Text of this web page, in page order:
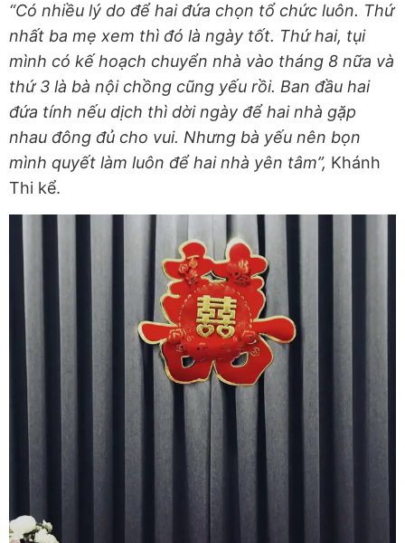
“Có nhiều lý do để hai đứa chọn tổ chức luôn. Thứ
nhất ba mẹ xem thì đó là ngày tốt. Thứ hai, tụi
mình có kế hoạch chuyển nhà vào tháng 8 nữa và
thứ 3 là bà nội chồng cũng yếu rồi. Ban đầu hai
đứa tính nếu dịch thì dời ngày để hai nhà gặp
nhau đông đủ cho vui. Nhưng bà yếu nên bọn
mình quyết làm luôn để hai nhà yên tâm”, Khánh
Thi kể.